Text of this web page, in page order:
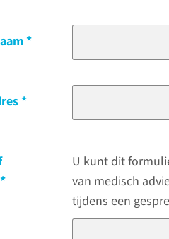
U kunt dit
van medisch
tijdens een